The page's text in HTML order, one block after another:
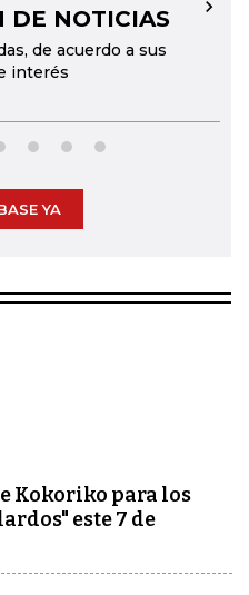
DE NOTICIAS
de acuerdo a sus
interés
→
YA
Kokoriko para los
este 7 de